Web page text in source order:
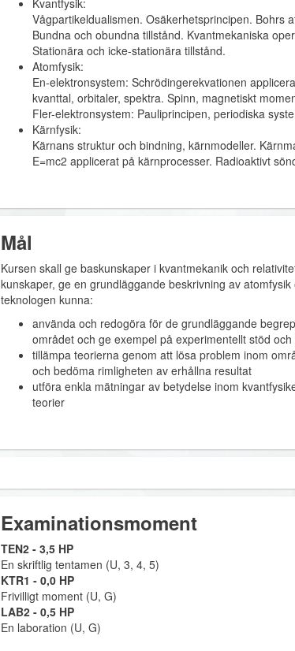
Kvantfysik:
Vågpartikeldualismen. Osäkerhetsprincipen. Bohrs
Bundna och obundna tillstånd. Kvantmekaniska
Stationära och icke-stationära tillstånd.
Atomfysik:
En-elektronsystem: Schrödingerekvationen
kvanttal, orbitaler, spektra. Spinn, magnetiskt
Fler-elektronsystem: Pauliprincipen, periodiska
Kärnfysik:
Kärnans struktur och bindning, kärnmodeller.
E=mc2 applicerat på kärnprocesser. Radioaktivt
Mål
Kursen skall ge baskunskaper i kvantmekanik och
kunskaper, ge en grundläggande beskrivning av
teknologen kunna:
använda och redogöra för de grundläggande
området och ge exempel på experimentellt stöd
tillämpa teorierna genom att lösa problem inom
och bedöma rimligheten av erhållna resultat
utföra enkla mätningar av betydelse inom
teorier
Examinationsmoment
TEN2 - 3,5 HP
En skriftlig tentamen (U, 3, 4, 5)
KTR1 - 0,0 HP
Frivilligt moment (U, G)
LAB2 - 0,5 HP
En laboration (U, G)